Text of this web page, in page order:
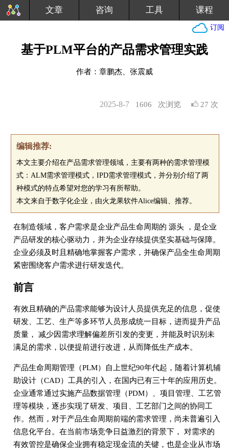
文章 咨询 工具 课程
订阅
基于PLM平台的产品需求管理实践
作者：章鹏杰、张震威
1606 次浏览 27 次
2025-8-7
编辑推荐:
本文主要介绍在产品需求管理领域，主要有两种的需求管理模
式：ALM需求管理模式，IPD需求管理模式，并分别介绍了两
种模式的特点希望对您的学习有所帮助。
本文来自于数字化企业，由火龙果软件Alice编辑、推荐。
在制造领域，客户需求是企业产品生命周期的 源头 ，是企业
产品研发的核心驱动力，并为企业存续提供坚实基础与保障。
企业必须及时且精确地掌握客户需求，并确保产品全生命周期
紧密围绕客户需求进行研发迭代。
前言
有效且精确的产品需求能够为设计人员提供充足的信息，促使
研发、工艺、生产等多环节人员形成统一目标，进而提升产品
质量， 减少因需求理解偏差所引发的变更，并能及时识别未
满足的需求，以便提前进行改进，从而降低生产成本。
产品生命周期管理（PLM）自上世纪90年代起，随着计算机辅
助设计（CAD）工具的引入，在国内已有三十年的应用历史。
企业通常通过实施产品数据管理（PDM）、项目管理、工艺管
理等模块，逐步实现了研发、项目、工艺部门之间的协同工
作。然而，对于产品生命周期前端的需求管理，尚未普遍引入
信息化平台。在当前市场竞争日益激烈的背景下， 对需求的
有效管控是确保企业拥有稳定现金流的关键，也是企业从市场